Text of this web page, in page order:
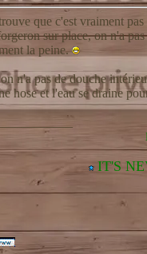
que c'est vraiment
sur place, on n'a
la peine.
n'a pas de douche
hose et l'eau se draine
IT'S